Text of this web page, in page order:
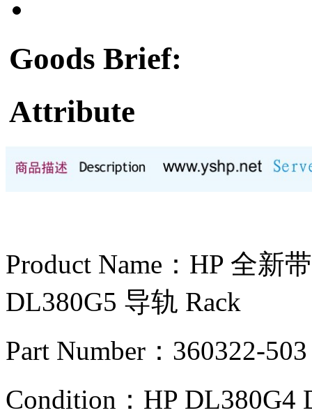
Goods Brief:
Attribute
Product Name：HP 全新
DL380G5 导轨 Rack
Part Number：360322-503
Condition： HP DL380G4